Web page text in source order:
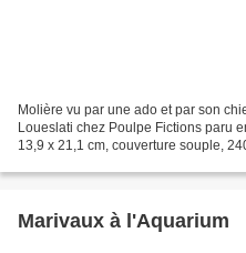
Molière vu par une ado et par son
Loueslati chez Poulpe Fictions paru
13,9 x 21,1 cm, couverture souple,
Marivaux à l'Aquarium